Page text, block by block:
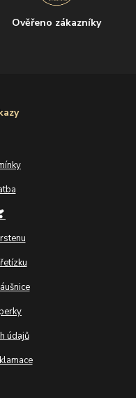
Ověřeno zákazníky
údajů